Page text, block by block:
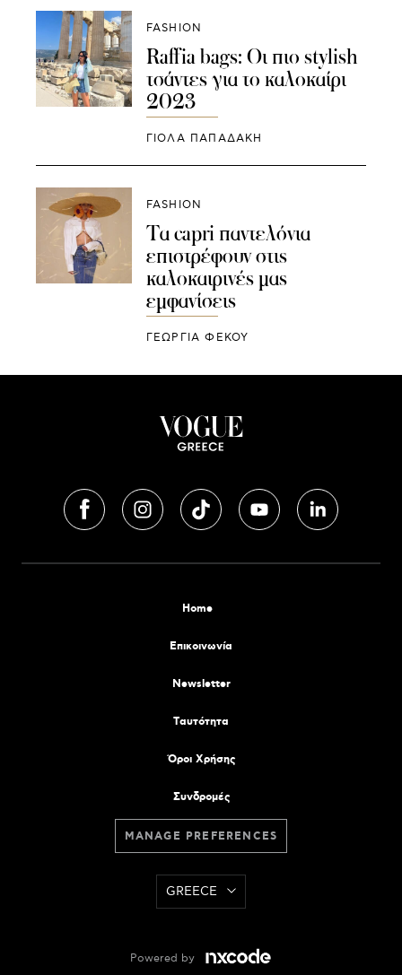
FASHION
Raffia bags: Οι πιο stylish
τσάντες για το καλοκαίρι
2023
ΓΙΌΛΑ ΠΑΠΑΔΆΚΗ
FASHION
Τα capri παντελόνια
επιστρέφουν στις
καλοκαιρινές μας
εμφανίσεις
ΓΕΩΡΓΙΑ ΦΕΚΟΥ
Home
Επικοινωνία
Newsletter
Tαυτότητα
Όροι Χρήσης
Συνδρομές
MANAGE PREFERENCES
GREECE
Powered by